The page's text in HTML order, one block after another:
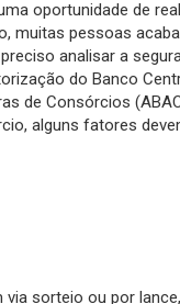
oportunidade de
muitas pessoas
analisar a
do Banco
de Consórcios
alguns fatores
sorteio ou por